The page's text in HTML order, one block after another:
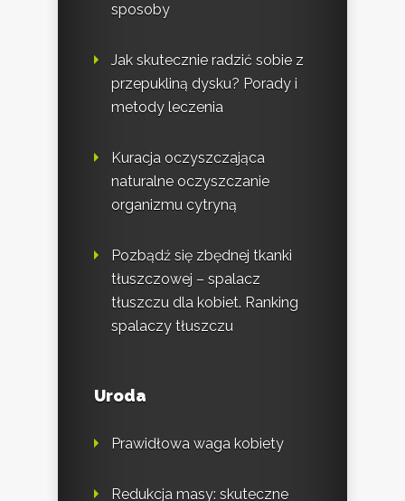
sposoby
Jak skutecznie radzić sobie z
przepukliną dysku? Porady i
metody leczenia
Kuracja oczyszczająca
naturalne oczyszczanie
organizmu cytryną
Pozbądź się zbędnej tkanki
tłuszczowej – spalacz
tłuszczu dla kobiet. Ranking
spalaczy tłuszczu
Uroda
Prawidłowa waga kobiety
Redukcja masy: skuteczne